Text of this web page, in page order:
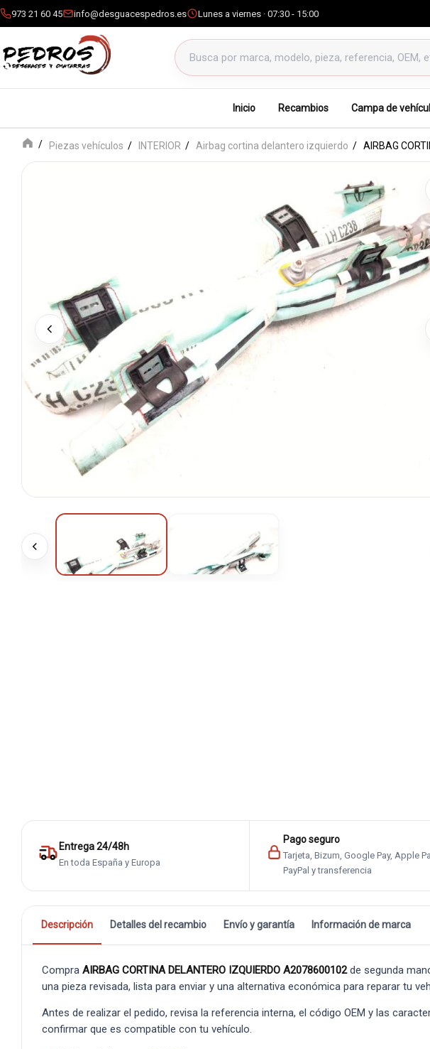
973 21 60 45 info@desguacespedros.es Lunes a viernes · 07:30 - 15:00
Buscar productos
Inicio Recambios Campa de
Piezas vehículos INTERIOR Airbag cortina delantero izquierdo AIRBAG
Entrega 24/48h
En toda España y Europa
Pago seguro
Tarjeta, Bizum, Google Pay, Apple
PayPal y transferencia
Descripción Detalles del recambio Envío y garantía Información de marca
Compra AIRBAG CORTINA DELANTERO IZQUIERDO A2078600102de segunda
una pieza revisada, lista para enviar y una alternativa económica para reparar tu
Antes de realizar el pedido, revisa la referencia interna, el código OEM y las
confirmar que es compatible con tu vehículo.